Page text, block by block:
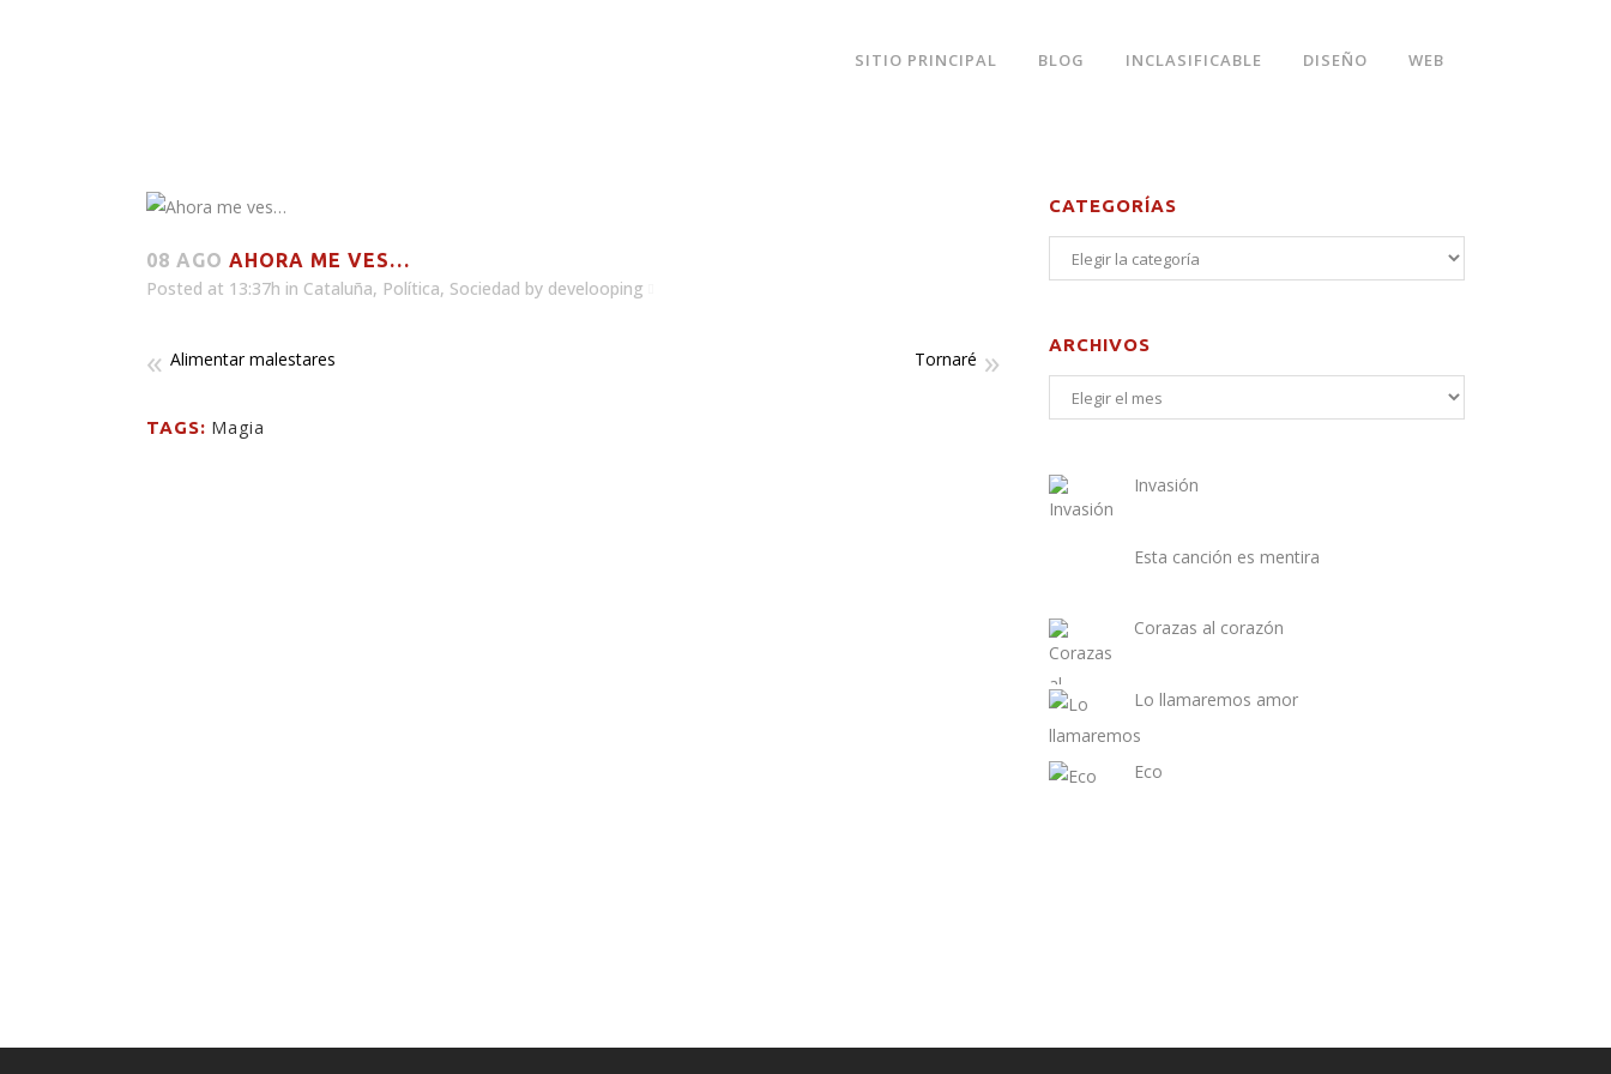
SITIO PRINCIPAL BLOG INCLASIFICABLE DISEÑO WEB
08 AGO AHORA ME VES…
Posted at 13:37h in Cataluña, Política, Sociedad by develooping
Alimentar malestares Tornaré
TAGS: Magia
CATEGORÍAS
ARCHIVOS
Invasión
Esta canción es mentira
Corazas al corazón
Lo llamaremos amor
Eco